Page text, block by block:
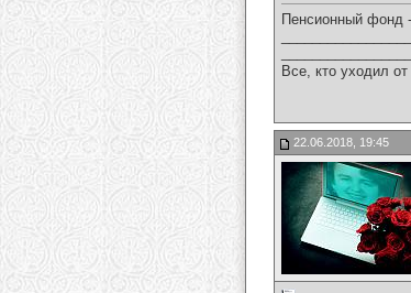
Пенсионный фонд
Все, кто уходил
22.06.2018, 19:45